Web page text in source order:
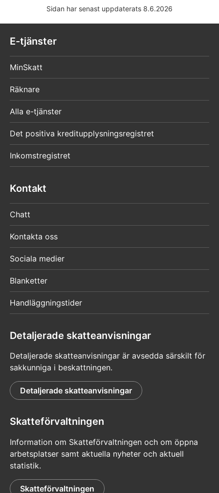
Sidan har senast uppdaterats 8.6.2026
E-tjänster
MinSkatt
Räknare
Alla e-tjänster
Det positiva kreditupplysningsregistret
Inkomstregistret
Kontakt
Chatt
Kontakta oss
Sociala medier
Blanketter
Handläggningstider
Detaljerade skatteanvisningar
Detaljerade skatteanvisningar är avsedda särskilt för
sakkunniga i beskattningen.
Detaljerade skatteanvisningar
Skatteförvaltningen
Information om Skatteförvaltningen och om öppna
arbetsplatser samt aktuella nyheter och aktuell
statistik.
Skatteförvaltningen